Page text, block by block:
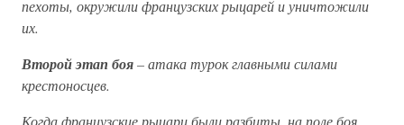
пехоты, окружили французских рыцарей и уничтожили
их.
Второй этап боя– атака турок главными силами
крестоносцев.
Когда французские рыцари были разбиты, на поле боя